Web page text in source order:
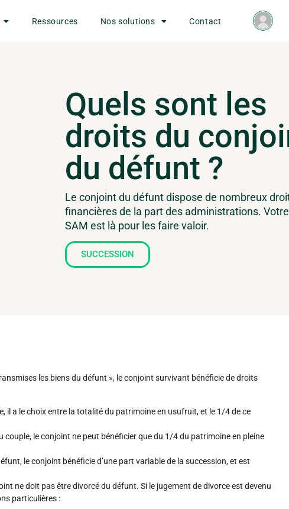
Ressources Nos solutions Contact
Quels sont les
droits du
du défunt ?
Le conjoint du défunt dispose de nombreux
financières de la part des administrations.
SAM est là pour les faire valoir.
SUCCESSION
les biens du défunt », le conjoint survivant bénéficie de droits
il a le choix entre la totalité du patrimoine en usufruit, et le 1/4 de ce
le conjoint ne peut bénéficier que du 1/4 du patrimoine en pleine
le conjoint bénéficie d’une part variable de la succession, et est
ne doit pas être divorcé du défunt. Si le jugement de divorce est devenu
particulières :